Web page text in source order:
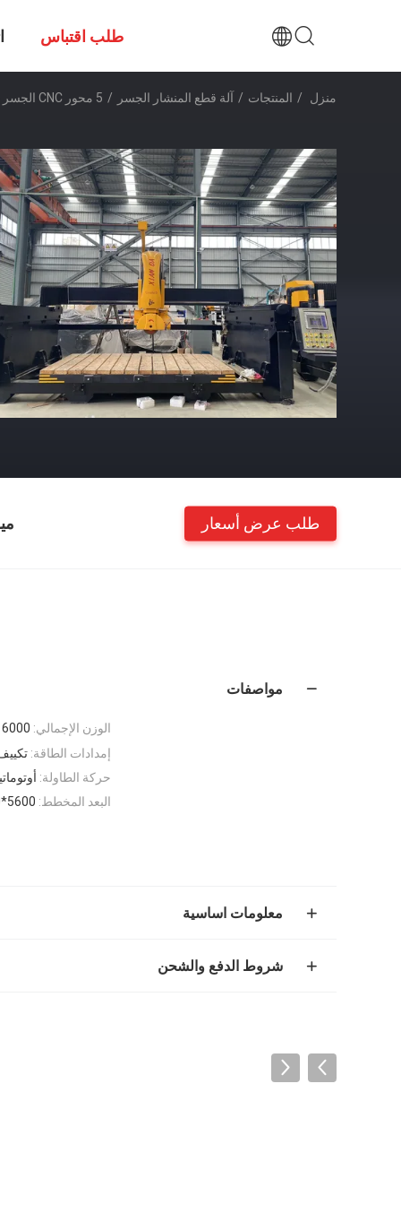
طلب اقتباس
منزل / المنتجات / آلة قطع المنشار الجسر / 5 محور CNC الجسر قطع آلة ل 3D خاصة الشكل
طلب عرض أسعار
مواصفات
الوزن الإجمالي: 6000 كجم
إمدادات الطاقة:
حركة الطاولة:
البعد المخطط: 5600*3600*3500 مللي متر
معلومات اساسية
شروط الدفع والشحن